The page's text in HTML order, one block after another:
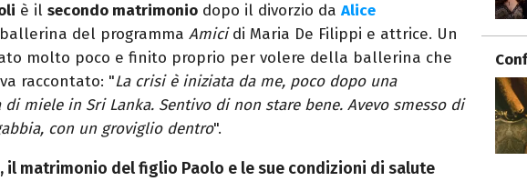
è il secondo matrimonio dopo il divorzio da Alice
del programma Amicidi Maria De Filippi e attrice. Un
molto poco e finito proprio per volere della ballerina che
raccontato: "La crisi è iniziata da me, poco dopo una
miele in Sri Lanka. Sentivo di non stare bene. Avevo smesso di
con un groviglio dentro".
il matrimonio del figlio Paolo e le sue condizioni di salute